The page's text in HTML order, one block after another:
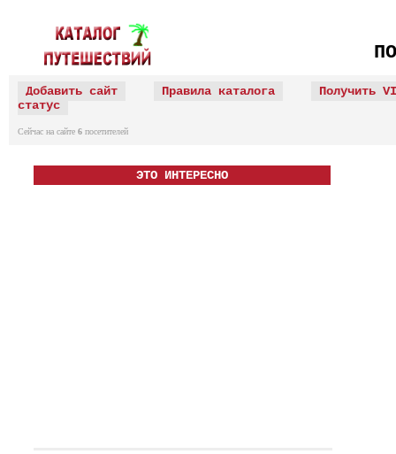
Добавить сайт Правила каталога
Получить
статус
Сейчас на сайте 6 посетителей
ЭТО ИНТЕРЕСНО